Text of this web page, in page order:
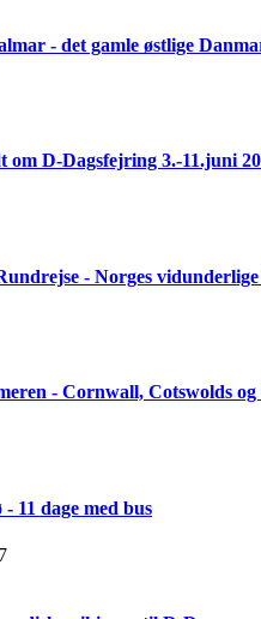
- det gamle østlige
D-Dagsfejring 3.-11.juni
- Norges
- Cornwall, Cotswolds
11 dage med bus